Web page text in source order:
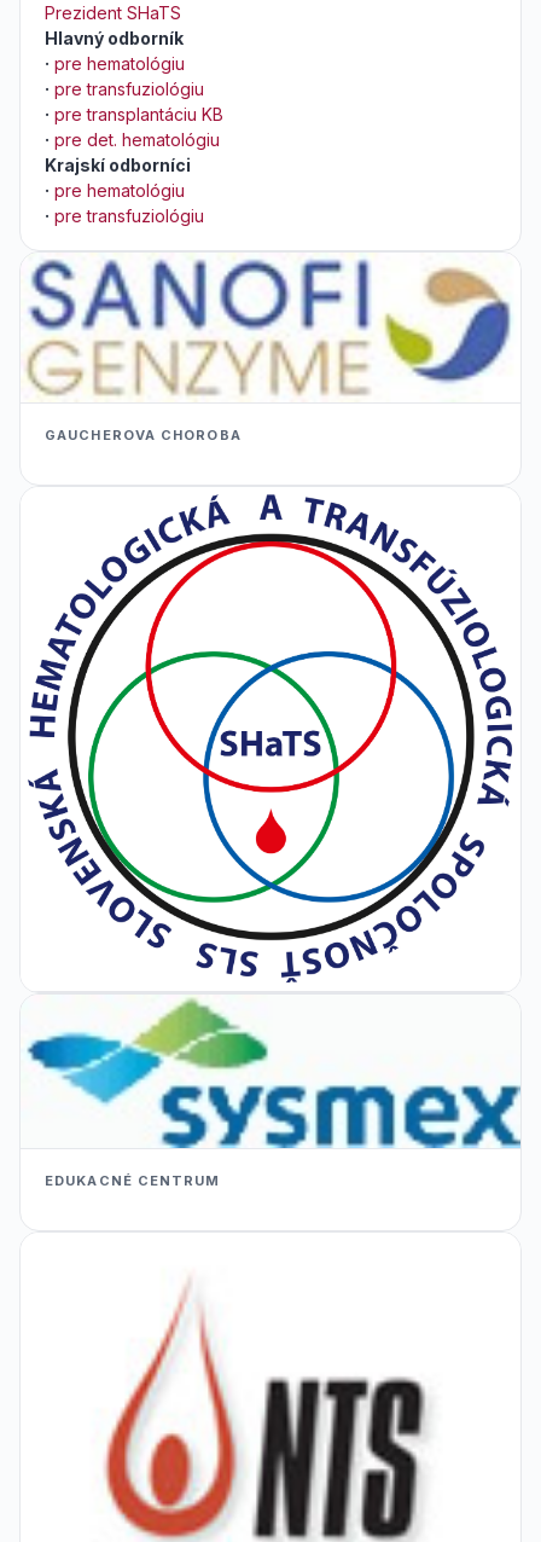
Prezident SHaTS
Hlavný odborník
· pre hematológiu
· pre transfuziológiu
· pre transplantáciu KB
· pre det. hematológiu
Krajskí odborníci
· pre hematológiu
· pre transfuziológiu
GAUCHEROVA CHOROBA
EDUKACNÉ CENTRUM